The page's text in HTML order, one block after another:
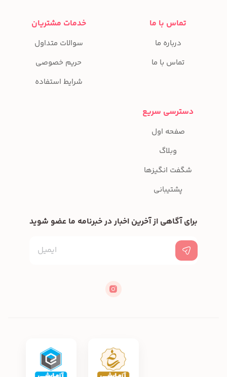
تماس با ما
درباره ما
تماس با ما
خدمات مشتریان
سوالات متداول
حریم خصوصی
شرایط استفاده
دسترسی سریع
صفحه اول
وبلاگ
شگفت انگیزها
پشتیبانی
برای آگاهی از آخرین اخبار در خبرنامه ما عضو شوید